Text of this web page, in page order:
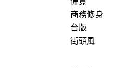
商務修身
台版
街頭風